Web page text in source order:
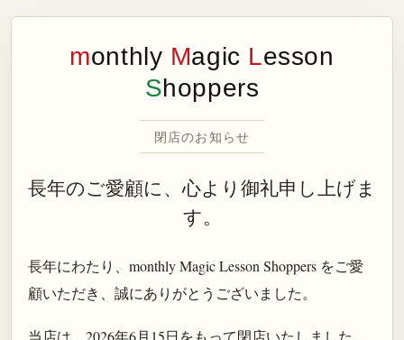
monthly Magic Lesson
Shoppers
閉店のお知らせ
長年のご愛顧に、心より御礼申し上げま
す。
長年にわたり、monthly Magic Lesson Shoppers をご愛
顧いただき、誠にありがとうございました。